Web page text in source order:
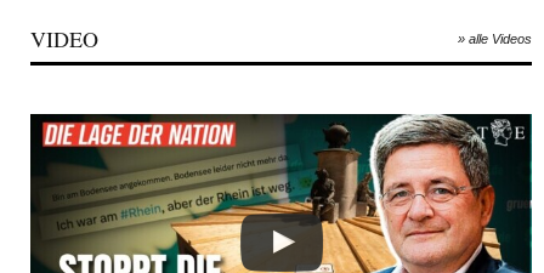
VIDEO » alle Videos